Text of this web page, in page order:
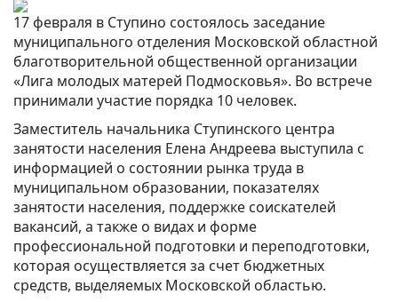
17 февраля в Ступино состоялось заседание
муниципального отделения Московской областной
благотворительной общественной организации
«Лига молодых матерей Подмосковья». Во встрече
принимали участие порядка 10 человек.
Заместитель начальника Ступинского центра
занятости населения Елена Андреева выступила с
информацией о состоянии рынка труда в
муниципальном образовании, показателях
занятости населения, поддержке соискателей
вакансий, а также о видах и форме
профессиональной подготовки и переподготовки,
которая осуществляется за счет бюджетных
средств, выделяемых Московской областью.